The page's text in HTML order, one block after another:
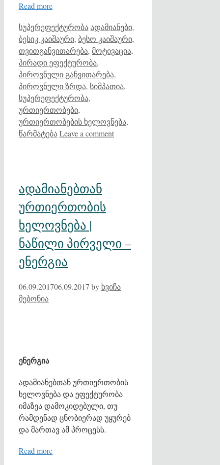
Read more
Categories
სუპერეფექტურობაTags
ადამიანები,
ბესიკ კაიშაური, ბესო კაიშაური,
თვითგანვითარება, მოტივაცია,
პირადი ეფექტურობა,
პიროვნული განვითარება,
პიროვნული ზრდა, სიმპათია,
სუპერეფექტურობა,
ურთიერთობები,
ურთიერთობების ხელოვნება,
წარმატებაLeave a comment
ადამიანებთან
ურთიერთობის
ხელოვნება |
ნაწილი პირველი –
ენერგია
06.09.201706.09.2017 by ხვიჩა
მებონია
ენერგია
ადამიანებთან ურთიერთობის
ხელოვნება და ეფექტურობა
იმაზეა დამოკიდებული, თუ
რამდენად ცნობიერად უყურებ
და მართავ ამ პროცესს.
Read more